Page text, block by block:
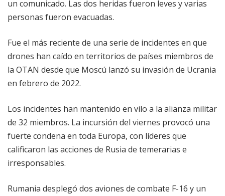
un comunicado. Las dos heridas fueron leves y varias
personas fueron evacuadas.
Fue el más reciente de una serie de incidentes en que
drones han caído en territorios de países miembros de
la OTAN desde que Moscú lanzó su invasión de Ucrania
en febrero de 2022.
Los incidentes han mantenido en vilo a la alianza militar
de 32 miembros. La incursión del viernes provocó una
fuerte condena en toda Europa, con líderes que
calificaron las acciones de Rusia de temerarias e
irresponsables.
Rumania desplegó dos aviones de combate F-16 y un